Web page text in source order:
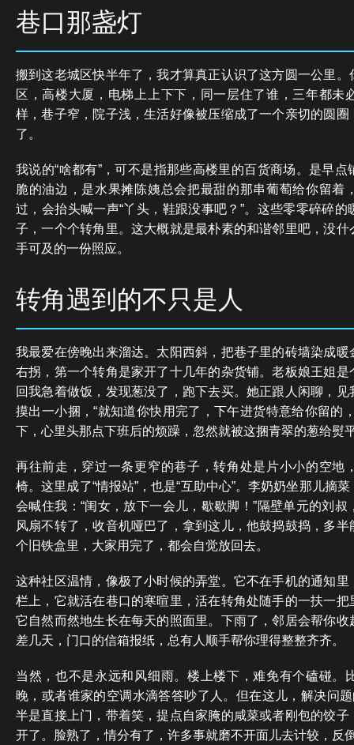
巷口那盏灯
搬到这老城区快半年了，我才算真正认识了这方圆一公里
区，高楼大厦，电梯上上下下，同一层住了谁，三年都未
样，巷子窄，院子浅，生活好像被压缩成了一个亲切的圆
了。
我说的“啥都有”，可不是指那些高楼里的百货商场。是早
脆的油边，是水果摊陈姨总会把最甜的那串葡萄给你留着
过，会抬头喊一声“丫头，鞋跟没事吧？”。这些零零碎碎
子，一个个转角里。这大概就是最朴素的和谐邻里吧，没
手可及的一份照应。
转角遇到的不只是人
我最爱在傍晚出来溜达。太阳西斜，把巷子里的砖墙染成
右拐，第一个转角是家开了十几年的杂货铺。老板娘王姐
回我急着做饭，发现葱没了，跑下去买。她正跟人闲聊，
摸出一小捆，“就知道你快用完了，下午进货特意给你留的
下，心里头那点下班后的烦躁，忽然就被这捆青翠的葱给熨
再往前走，穿过一条更窄的巷子，转角处是片小小的空地
椅。这里成了“情报站”，也是“互助中心”。李奶奶坐那儿摘
会喊住我：“闺女，放下一会儿，歇歇脚！”隔壁单元的刘
风扇不转了，收音机哑巴了，拿到这儿，他鼓捣鼓捣，多
个旧铁盒里，大家用完了，都会自觉放回去。
这种社区温情，像极了小时候的弄堂。它不在手机的通知
栏上，它就活在巷口的寒暄里，活在转角处随手的一扶一
它自然而然地生长在每天的照面里。下雨了，邻居会帮你
差几天，门口的信箱报纸，总有人顺手帮你理得整整齐齐。
当然，也不是永远和风细雨。楼上楼下，难免有个磕碰。
晚，或者谁家的空调水滴答答吵了人。但在这儿，解决问
半是直接上门，带着笑，提点自家腌的咸菜或者刚包的饺
开了。脸熟了，情分有了，许多事就磨不开面儿去计较，反